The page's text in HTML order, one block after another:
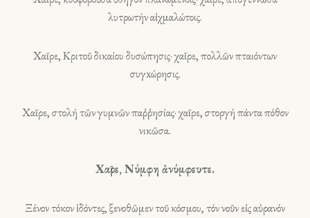
λυτρωτήν αἰχμαλώτοις.
Χαῖρε, Κριτοῦ δικαίου δυσώπησις· χαῖρε, πολλῶν πταιόντων
συγxώρησις.
Χαῖρε, στολή τῶν γυμνῶν παῤῥησίας· χαῖρε, στοργή πάντα πόθον
νικῶσα.
Χαῖρε, Νύμφη ἀνύμφευτε.
Ξένον τόκον ἰδόντες, ξενοθῶμεν τοῦ κόσμου, τόν νοῦν εἰς αὐρανόν